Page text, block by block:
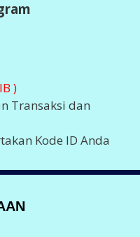
)
Transaksi dan
Kode ID Anda